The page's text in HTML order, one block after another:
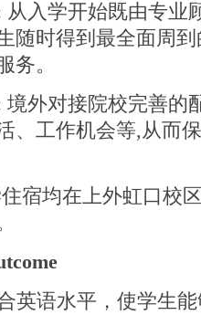
从入学开始既由专业
随时得到最全面周
务。
境外对接院校完善的
、工作机会等,从而
宿均在上外虹口校
英语水平，使学生